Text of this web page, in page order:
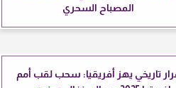
المصباح السحري
تاريخي يهز أفريقيا: سحب لقب أمم